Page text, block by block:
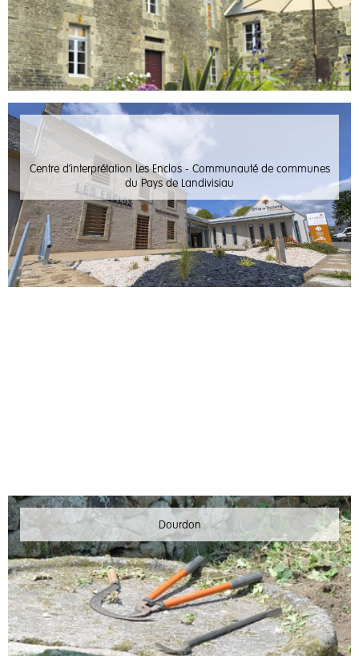
Centre d'interprétation Les Enclos - Communauté de communes
du Pays de Landivisiau
Dourdon